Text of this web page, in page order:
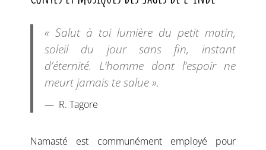
« Salut à toi lumière du petit matin,
soleil du jour sans fin, instant
d’éternité. L’homme dont l’espoir ne
meurt jamais te salue ».
R. Tagore
Namasté est communément employé pour